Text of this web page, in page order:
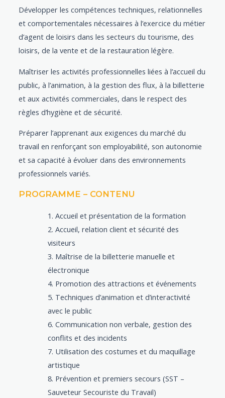
Développer les compétences techniques, relationnelles
et comportementales nécessaires à l’exercice du métier
d’agent de loisirs dans les secteurs du tourisme, des
loisirs, de la vente et de la restauration légère.
Maîtriser les activités professionnelles liées à l’accueil du
public, à l’animation, à la gestion des flux, à la billetterie
et aux activités commerciales, dans le respect des
règles d’hygiène et de sécurité.
Préparer l’apprenant aux exigences du marché du
travail en renforçant son employabilité, son autonomie
et sa capacité à évoluer dans des environnements
professionnels variés.
PROGRAMME – CONTENU
Accueil et présentation de la formation
Accueil, relation client et sécurité des
visiteurs
Maîtrise de la billetterie manuelle et
électronique
Promotion des attractions et événements
Techniques d’animation et d’interactivité
avec le public
Communication non verbale, gestion des
conflits et des incidents
Utilisation des costumes et du maquillage
artistique
Prévention et premiers secours (SST –
Sauveteur Secouriste du Travail)